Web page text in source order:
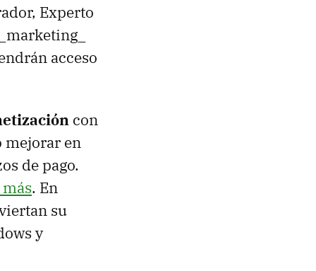
Experto
acceso
con
mejorar en
de pago.
. En
su
y